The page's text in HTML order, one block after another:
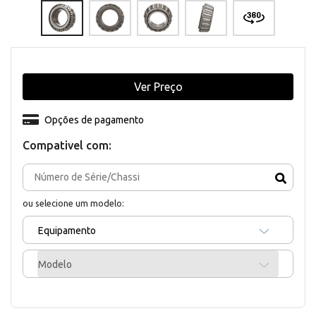
Compativel com:
ou selecione um modelo:
Equipamento
Modelo
Opções de pagamento
Ver Preço